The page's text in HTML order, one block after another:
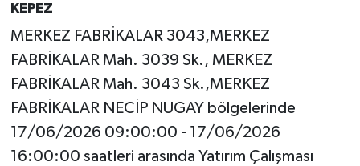
KEPEZ
MERKEZ FABRİKALAR 3043,MERKEZ
FABRİKALAR Mah. 3039 Sk., MERKEZ
FABRİKALAR Mah. 3043 Sk.,MERKEZ
FABRİKALAR NECİP NUGAY bölgelerinde
17/06/2026 09:00:00 - 17/06/2026
16:00:00 saatleri arasında Yatırım Çalışması